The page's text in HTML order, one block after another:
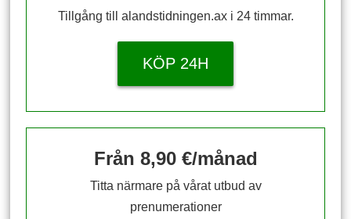
Tillgång till alandstidningen.ax i 24 timmar.
KÖP 24H
Från 8,90 €/månad
Titta närmare på vårat utbud av
prenumerationer